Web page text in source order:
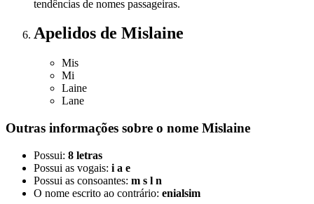
tendências de nomes passageiras.
Apelidos de Mislaine
Mis
Mi
Laine
Lane
Outras informações sobre o nome Mislaine
Possui: 8 letras
Possui as vogais: i a e
Possui as consoantes: m s l n
O nome escrito ao contrário: enialsim